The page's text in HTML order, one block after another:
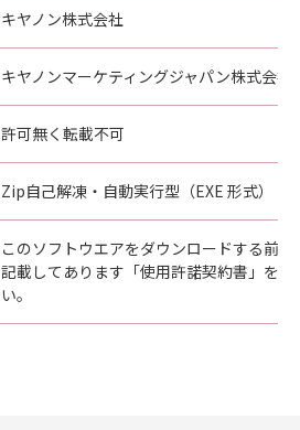
キヤノン株式会社
キヤノンマーケティングジャパン株式会社
許可無く転載不可
Zip自己解凍・自動実行型（EXE 形式）
このソフトウエアをダウンロードする前
記載してあります「使用許諾契約書」を
い。